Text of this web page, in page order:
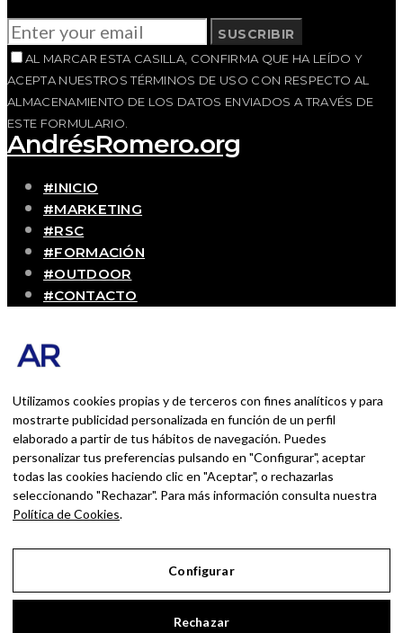
SUSCRIBIR
AL MARCAR ESTA CASILLA, CONFIRMA QUE HA LEÍDO Y
ACEPTA NUESTROS TÉRMINOS DE USO CON RESPECTO AL
ALMACENAMIENTO DE LOS DATOS ENVIADOS A TRAVÉS DE
ESTE FORMULARIO.
AndrésRomero.org
#INICIO
#MARKETING
#RSC
#FORMACIÓN
#OUTDOOR
#CONTACTO
Blog personal y profesional de Andrés Romero.
persona que disfruta con lo que hace cada día
BUSCAR POR:
BUSCAR
Ingresa las palabras de la búsqueda y presiona
Enter.
Utilizamos cookies propias y de terceros con fines analíticos y para
mostrarte publicidad personalizada en función de un perfil
elaborado a partir de tus hábitos de navegación. Puedes
personalizar tus preferencias pulsando en "Configurar", aceptar
todas las cookies haciendo clic en "Aceptar", o rechazarlas
seleccionando "Rechazar". Para más información consulta nuestra
Política de Cookies.
Configurar
Rechazar
Aviso Legal
Política de Privacidad